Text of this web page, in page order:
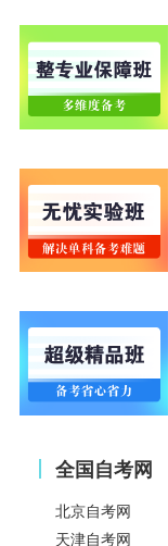
全国自考网
北京自考网
天津自考网